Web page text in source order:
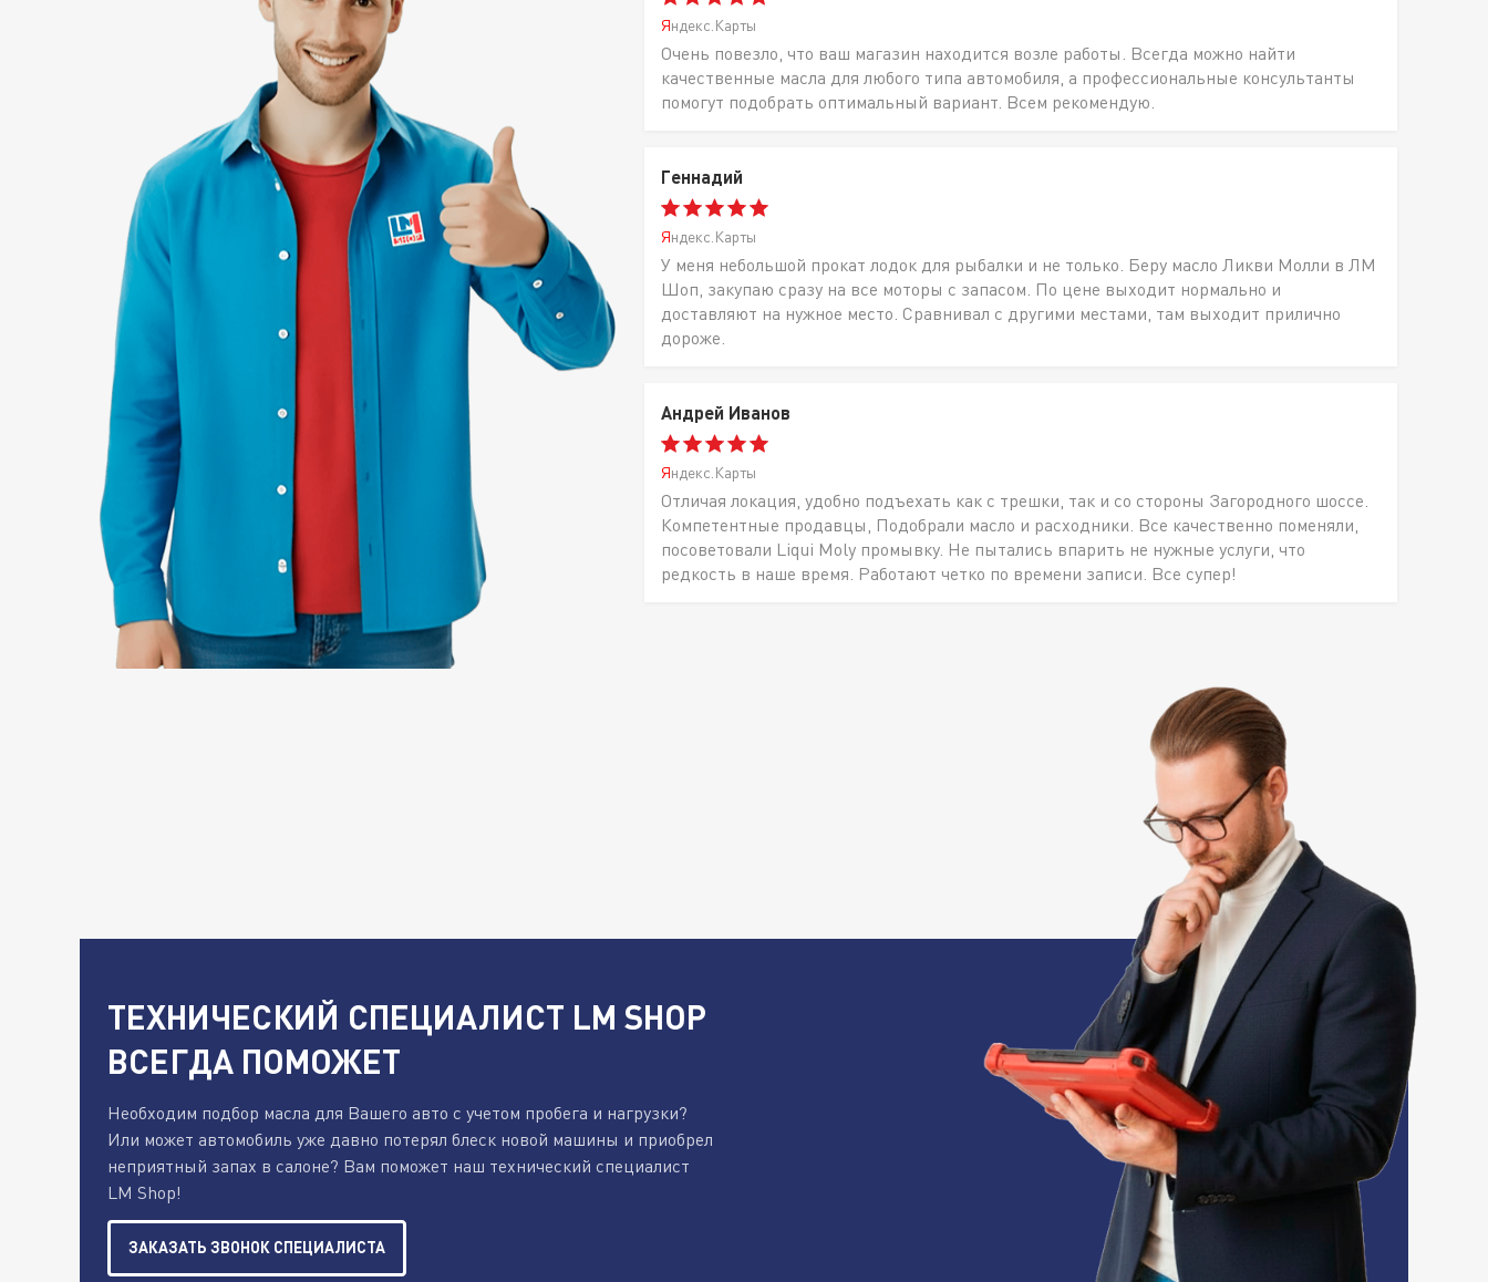
Яндекс.Карты
Очень повезло, что ваш магазин находится возле работы. Всегда можно найти
качественные масла для любого типа автомобиля, а профессиональные консультанты
помогут подобрать оптимальный вариант. Всем рекомендую.
Геннадий
Яндекс.Карты
У меня небольшой прокат лодок для рыбалки и не только. Беру масло Ликви Молли в ЛМ
Шоп, закупаю сразу на все моторы с запасом. По цене выходит нормально и
доставляют на нужное место. Сравнивал с другими местами, там выходит прилично
дороже.
Андрей Иванов
Яндекс.Карты
Отличая локация, удобно подъехать как с трешки, так и со стороны Загородного шоссе.
Компетентные продавцы, Подобрали масло и расходники. Все качественно поменяли,
посоветовали Liqui Moly промывку. Не пытались впарить не нужные услуги, что
редкость в наше время. Работают четко по времени записи. Все супер!
ТЕХНИЧЕСКИЙ СПЕЦИАЛИСТ LM SHOP
ВСЕГДА ПОМОЖЕТ
Необходим подбор масла для Вашего авто с учетом пробега и нагрузки?
Или может автомобиль уже давно потерял блеск новой машины и приобрел
неприятный запах в салоне? Вам поможет наш технический специалист
LM Shop!
ЗАКАЗАТЬ ЗВОНОК СПЕЦИАЛИСТА